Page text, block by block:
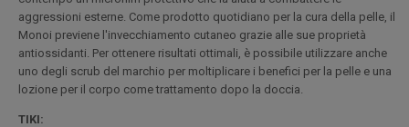
aggressioni esterne. Come prodotto quotidiano per la cura della pelle, il
Monoi previene l'invecchiamento cutaneo grazie alle sue proprietà
antiossidanti. Per ottenere risultati ottimali, è possibile utilizzare anche
uno degli scrub del marchio per moltiplicare i benefici per la pelle e una
lozione per il corpo come trattamento dopo la doccia.
TIKI: